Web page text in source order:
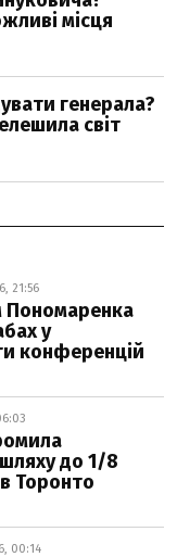
21:56
Пономаренка
у
конференцій
до 1/8
Торонто
00:14